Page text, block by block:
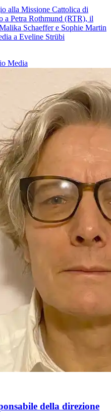
alla Missione Cattolica di
a Petra Rothmund (RTR), il
Schaeffer e Sophie Martin
a Eveline Strübi
Media
della direzione